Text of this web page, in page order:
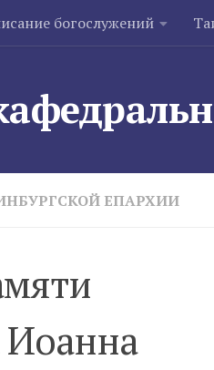
богослужений
ЕПАРХИИ